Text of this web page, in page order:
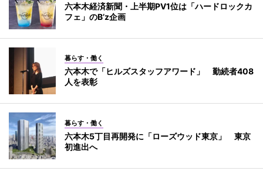
六本木経済新聞・上半期PV1位は「ハードロックカ
フェ」のB’z企画
暮らす・働く
六本木で「ヒルズスタッフアワード」 勤続者408
人を表彰
暮らす・働く
六本木5丁目再開発に「ローズウッド東京」 東京
初進出へ